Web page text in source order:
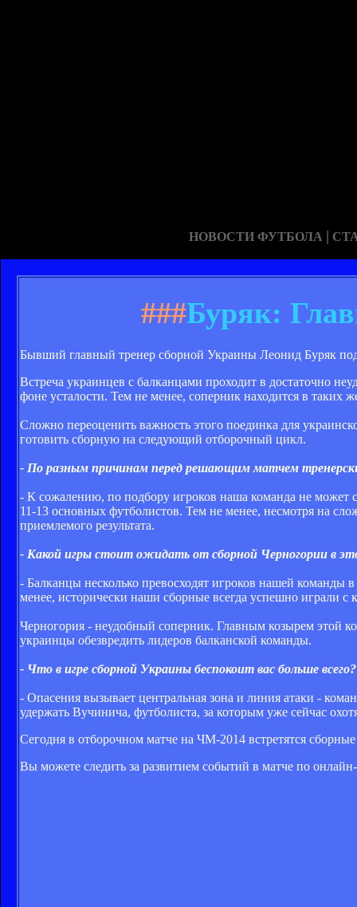
НОВОСТИ ФУТБОЛА |
###Буряк:
Бывший главный тренер сборной Украины Леонид Буряк
Встреча украинцев с балканцами проходит в достаточно
фоне усталости. Тем не менее, соперник находится в таких
Сложно переоценить важность этого поединка для
готовить сборную на следующий отборочный цикл.
- По разным причинам перед решающим матчем
- К сожалению, по подбору игроков наша команда не может
11-13 основных футболистов. Тем не менее, несмотря на
приемлемого результата.
- Какой игры стоит ожидать от сборной Черногории в
- Балканцы несколько превосходят игроков нашей команды
менее, исторически наши сборные всегда успешно играли
Черногория - неудобный соперник. Главным козырем этой
украинцы обезвредить лидеров балканской команды.
- Что в игре сборной Украины беспокоит вас больше всего?
- Опасения вызывает центральная зона и линия атаки -
удержать Вучинича, футболиста, за которым уже сейчас
Сегодня в отборочном матче на ЧМ-2014 встретятся
Вы можете следить за развитием событий в матче по